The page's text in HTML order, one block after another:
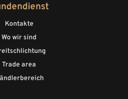
Kontakte
Wo wir sind
Trade area